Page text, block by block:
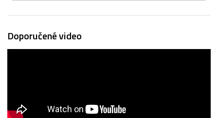
Doporučené video